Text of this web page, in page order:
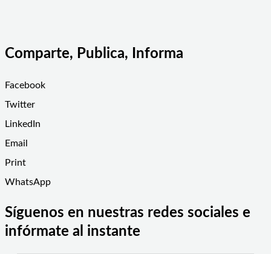
Comparte, Publica, Informa
Facebook
Twitter
LinkedIn
Email
Print
WhatsApp
Síguenos en nuestras redes sociales e
infórmate al instante